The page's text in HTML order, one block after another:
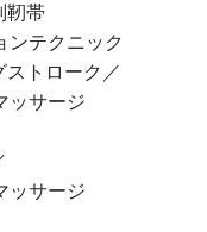
帯
テクニック
トローク／
サージ
サージ